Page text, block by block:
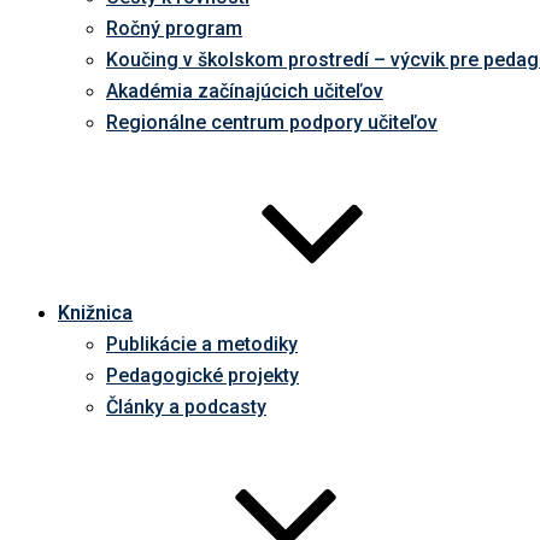
Ročný program
Koučing v školskom prostredí – výcvik pre
Akadémia začínajúcich učiteľov
Regionálne centrum podpory učiteľov
Knižnica
Publikácie a metodiky
Pedagogické projekty
Články a podcasty